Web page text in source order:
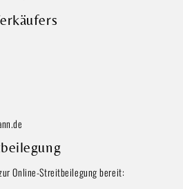
Online-Streitbeilegung bereit: